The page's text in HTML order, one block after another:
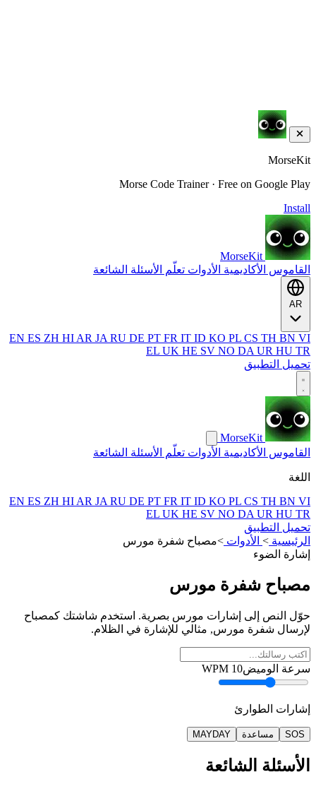
MorseKit
Morse Code Trainer · Free on Google Play
Install
MorseKit
القاموس الأكاديمية الأدوات تعلّم الأسئلة الشائعة
AR
EN ES ZH HI AR JA RU DE PT FR IT ID KO PL CS TH BN VI
EL UK HE SV NO DA UR HU TR
تحميل التطبيق
MorseKit
القاموس الأكاديمية الأدوات تعلّم الأسئلة الشائعة
اللغة
EN ES ZH HI AR JA RU DE PT FR IT ID KO PL CS TH BN VI
EL UK HE SV NO DA UR HU TR
تحميل التطبيق
الرئيسية > الأدوات >مصباح شفرة مورس
إشارة الضوء
مصباح شفرة مورس
حوّل النص إلى إشارات مورس بصرية. استخدم شاشتك كمصباح
لإرسال شفرة مورس, مثالي للإشارة في الظلام.
سرعة الوميض10
إشارات الطوارئ
SOS مساعدة MAYDAY
الأسئلة الشائعة